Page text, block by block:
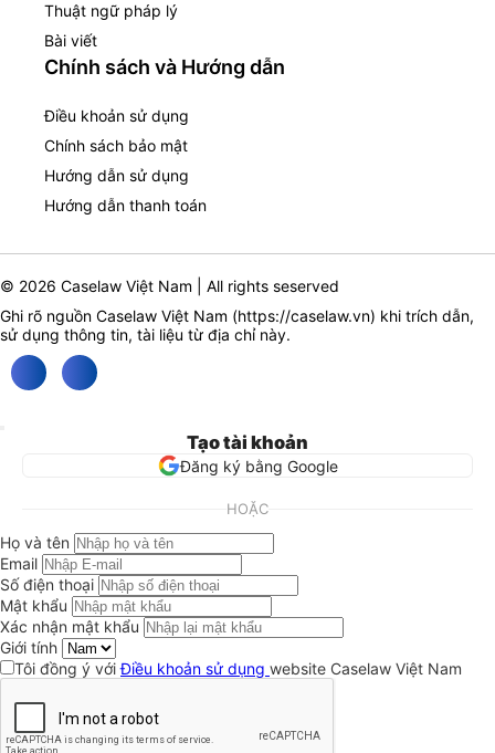
Thuật ngữ pháp lý
Bài viết
Chính sách và Hướng dẫn
Điều khoản sử dụng
Chính sách bảo mật
Hướng dẫn sử dụng
Hướng dẫn thanh toán
© 2026 Caselaw Việt Nam | All rights seserved
Ghi rõ nguồn Caselaw Việt Nam (https://caselaw.vn) khi trích dẫn,
sử dụng thông tin, tài liệu từ địa chỉ này.
Tạo tài khoản
Đăng ký bằng Google
HOẶC
Họ và tên
Email
Số điện thoại
Mật khẩu
Xác nhận mật khẩu
Giới tính
Tôi đồng ý vớiĐiều khoản sử dụng website Caselaw Việt Nam